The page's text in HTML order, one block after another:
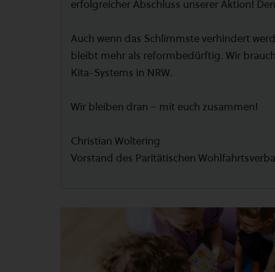
erfolgreicher Abschluss unserer Aktion!
Auch wenn das Schlimmste verhindert
bleibt mehr als reformbedürftig. Wir
Kita-Systems in NRW.
Wir bleiben dran – mit euch zusammen!
Christian Woltering
Vorstand des Paritätischen